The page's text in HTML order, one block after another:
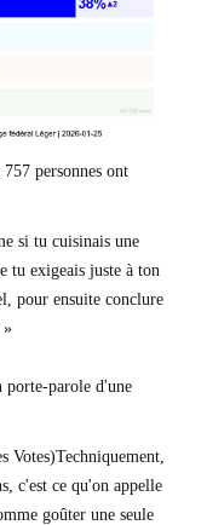
personnes ont
si tu cuisinais une
tu exigeais juste à ton
pour ensuite conclure
»
porte-parole d'une
c'est ce qu'on appelle
goûter une seule